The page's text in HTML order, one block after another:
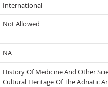
International
Not Allowed
NA
History Of Medicine And Other
Cultural Heritage Of The Adriatic